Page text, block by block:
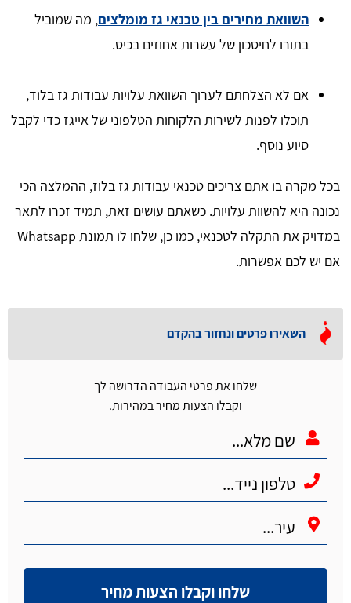
השוואת מחירים בין טכנאי גז מומלצים, מה שמוביל
בתורו לחיסכון של עשרות אחוזים בכיס.
אם לא הצלחתם לערוך השוואת עלויות עבודות גז בלוד,
תוכלו לפנות לשירות הלקוחות הטלפוני של אייגז כדי לקבל
סיוע נוסף.
בכל מקרה בו אתם צריכים טכנאי עבודות גז בלוז, ההמלצה הכי
נכונה היא להשוות עלויות. כשאתם עושים זאת, תמיד זכרו לתאר
במדויק את התקלה לטכנאי, כמו כן, שלחו לו תמונת Whatsapp
אם יש לכם אפשרות.
השאירו פרטים ונחזור בהקדם
שלחו את פרטי העבודה הדרושה לך
וקבלו הצעות מחיר במהירות.
שלחו וקבלו הצעות מחיר